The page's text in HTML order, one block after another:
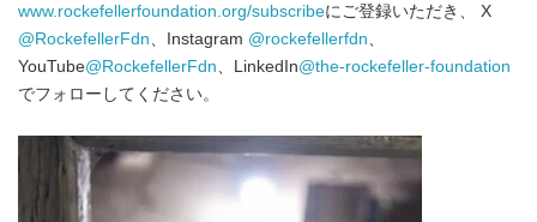
www.rockefellerfoundation.org/subscribeにご登録いただき、 X
@RockefellerFdn 、Instagram @rockefellerfdn
YouTube@RockefellerFdn 、LinkedIn@the-rockefeller-foundation
でフォローしてください。